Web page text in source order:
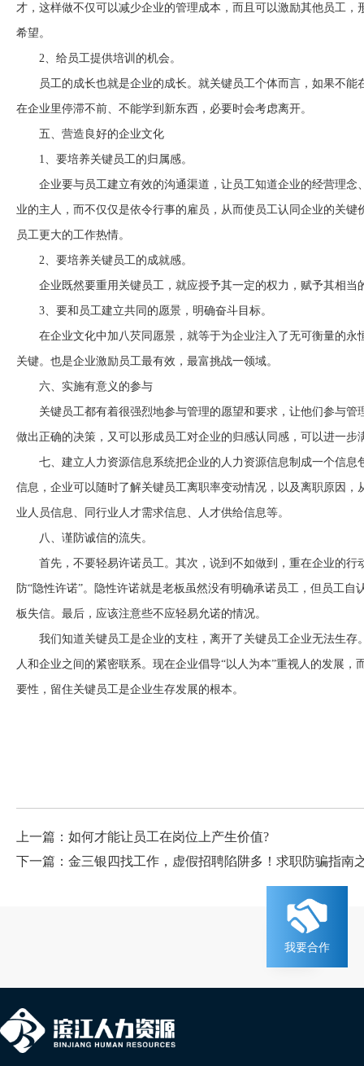
才，这样做不仅可以减少企业的管理成本，而且可以激励其他员工
希望。
2 、给员工提供培训的机会。
员工的成长也就是企业的成长。就关键员工个体而言，如果不
在企业里停滞不前、不能学到新东西，必要时会考虑离开。
五、营造良好的企业文化
1 、要培养关键员工的归属感。
企业要与员工建立有效的沟通渠道，让员工知道企业的经营理
业的主人，而不仅仅是依令行事的雇员，从而使员工认同企业的关
员工更大的工作热情。
2 、要培养关键员工的成就感。
企业既然要重用关键员工，就应授予其一定的权力，赋予其相当
3 、要和员工建立共同的愿景，明确奋斗目标。
在企业文化中加八芡同愿景，就等于为企业注入了无可衡量的
关键。也是企业激励员工最有效，最富挑战一领域。
六、实施有意义的参与
关键员工都有着很强烈地参与管理的愿望和要求，让他们参与
做出正确的决策，又可以形成员工对企业的归感认同感，可以进一步
七、建立人力资源信息系统把企业的人力资源信息制成一个信
信息，企业可以随时了解关键员工离职率变动情况，以及离职原因
业人员信息、同行业人才需求信息、人才供给信息等。
八、谨防诚信的流失。
首先，不要轻易许诺员工。其次，说到不如做到，重在企业的
防“隐性许诺”。隐性许诺就是老板虽然没有明确承诺员工，但员工
板失信。最后，应该注意些不应轻易允诺的情况。
我们知道关键员工是企业的支柱，离开了关键员工企业无法生存
人和企业之间的紧密联系。现在企业倡导“以人为本”重视人的发展
要性，留住关键员工是企业生存发展的根本。
上一篇：如何才能让员工在岗位上产生价值?
下一篇：金三银四找工作，虚假招聘陷阱多！求职防骗指南
我要合作